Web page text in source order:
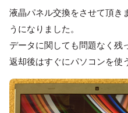
液晶パネル交換をさせて頂き
うになりました。
データに関しても問題なく残
返却後はすぐにパソコンを使